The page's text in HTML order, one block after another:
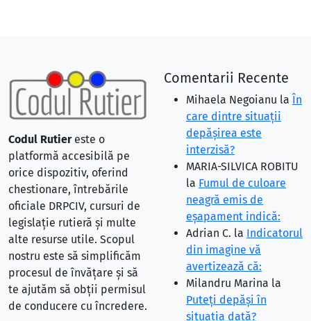
Codul Rutiereste o
platformă accesibilă pe
orice dispozitiv, oferind
chestionare, întrebările
oficiale DRPCIV, cursuri de
legislație rutieră și multe
alte resurse utile. Scopul
nostru este să simplificăm
procesul de învățare și să
te ajutăm să obții permisul
de conducere cu încredere.
Comentarii Recente
Mihaela Negoianu la În
care dintre situaţii
depăşirea este
interzisă?
MARIA-SILVICA ROBITU
la Fumul de culoare
neagră emis de
eşapament indică:
Adrian C. la Indicatorul
din imagine vă
avertizează că:
Milandru Marina la
Puteţi depăşi în
situaţia dată?